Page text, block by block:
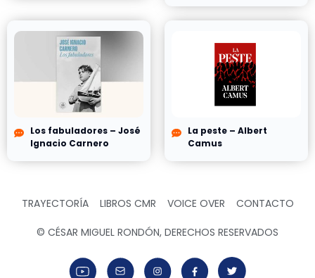
Los fabuladores – José
Ignacio Carnero
La peste – Albert
Camus
TRAYECTORÍA LIBROS CMR VOICE OVER CONTACTO
© CÉSAR MIGUEL RONDÓN, DERECHOS RESERVADOS